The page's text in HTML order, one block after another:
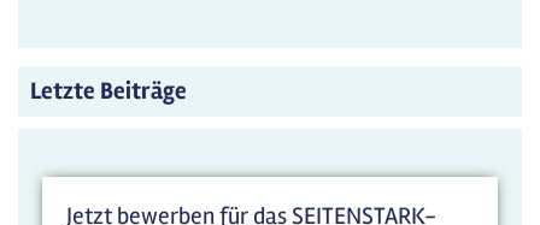
Letzte Beiträge
Jetzt bewerben für das SEITENSTARK-